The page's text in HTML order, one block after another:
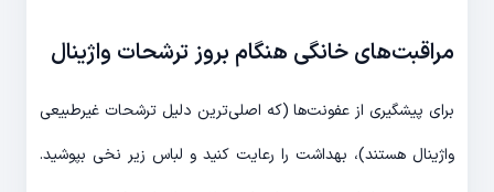
مراقبت‌های خانگی هنگام بروز ترشحات واژینال
برای پیشگیری از عفونت‌ها (که اصلی‌ترین دلیل ترشحات غیرطبیعی
واژینال هستند)، بهداشت را رعایت کنید و لباس زیر نخی بپوشید.